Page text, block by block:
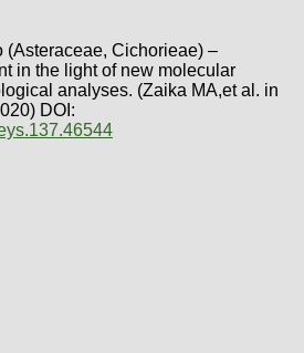
(Asteraceae, Cichorieae) –
in the light of new molecular
analyses. (Zaika MA,et al. in
DOI: